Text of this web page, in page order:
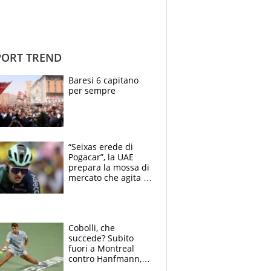
TREND
Baresi 6 capitano
per sempre
“Seixas erede di
Pogacar”, la UAE
prepara la mossa di
mercato che agita la
Cobolli, che
succede? Subito
fuori a Montreal
contro Hanfmann,